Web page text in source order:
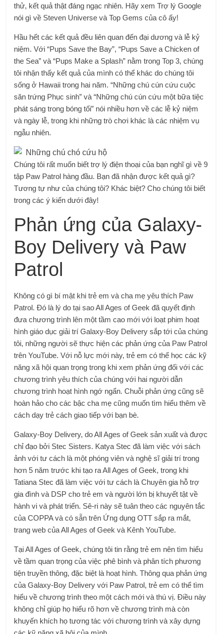
thử, kết quả thật đáng ngạc nhiên. Hãy xem Trợ lý Google
nói gì về Steven Universe và Top Gems của cô ấy!
Hầu hết các kết quả đều liên quan đến đại dương và lễ kỷ
niệm. Với “Pups Save the Bay”, “Pups Save a Chicken of
the Sea” và “Pups Make a Splash” nằm trong Top 3, chúng
tôi nhận thấy kết quả của mình có thể khác do chúng tôi
sống ở Hawaii trong hai năm. “Những chú cún cứu cuộc
săn trứng Phục sinh” và “Những chú cún cứu một bữa tiệc
phát sáng trong bóng tối” nói nhiều hơn về các lễ kỷ niệm
và ngày lễ, trong khi những trò chơi khác là các nhiệm vụ
ngẫu nhiên.
Chúng tôi rất muốn biết trợ lý điện thoại của bạn nghĩ gì về 9
tập Paw Patrol hàng đầu. Bạn đã nhận được kết quả gì?
Tương tự như của chúng tôi? Khác biệt? Cho chúng tôi biết
trong các ý kiến ​​dưới đây!
Phản ứng của Galaxy-
Boy Delivery và Paw
Patrol
Không có gì bí mật khi trẻ em và cha mẹ yêu thích Paw
Patrol. Đó là lý do tại sao All Ages of Geek đã quyết định
đưa chương trình lên một tầm cao mới với loạt phim hoạt
hình giáo dục giải trí Galaxy-Boy Delivery sắp tới của chúng
tôi, những người sẽ thực hiện các phản ứng của Paw Patrol
trên YouTube. Với nỗ lực mới này, trẻ em có thể học các kỹ
năng xã hội quan trọng trong khi xem phản ứng đối với các
chương trình yêu thích của chúng với hai người dẫn
chương trình hoạt hình ngớ ngẩn. Chuỗi phản ứng cũng sẽ
hoàn hảo cho các bậc cha mẹ cũng muốn tìm hiểu thêm về
cách dạy trẻ cách giao tiếp với bạn bè.
Galaxy-Boy Delivery, do All Ages of Geek sản xuất và được
chỉ đạo bởi Stec Sisters. Katya Stec đã làm việc với sách
ảnh với tư cách là một phóng viên và nghệ sĩ giải trí trong
hơn 5 năm trước khi tạo ra All Ages of Geek, trong khi
Tatiana Stec đã làm việc với tư cách là Chuyên gia hỗ trợ
gia đình và DSP cho trẻ em và người lớn bị khuyết tật về
hành vi và phát triển. Sê-ri này sẽ tuân theo các nguyên tắc
của COPPA và có sẵn trên Ứng dụng OTT sắp ra mắt,
trang web của All Ages of Geek và Kênh YouTube.
Tại All Ages of Geek, chúng tôi tin rằng trẻ em nên tìm hiểu
về tầm quan trọng của việc phê bình và phân tích phương
tiện truyền thông, đặc biệt là hoạt hình. Thông qua phản ứng
của Galaxy-Boy Delivery với Paw Patrol, trẻ em có thể tìm
hiểu về chương trình theo một cách mới và thú vị. Điều này
không chỉ giúp họ hiểu rõ hơn về chương trình mà còn
khuyến khích họ tương tác với chương trình và xây dựng